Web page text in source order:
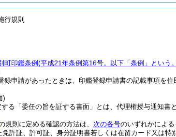
行規則
町印鑑条例(平成21年条例第16号。以下「条例」という
録申請があったときは、印鑑登録申請書の記載事項を
)
る「委任の旨を証する書面」とは、代理権授与通知書と
規則に定める確認の方法は、 次の各号のいずれかによる
許証、許可証、身分証明書若しくは在留カード又は